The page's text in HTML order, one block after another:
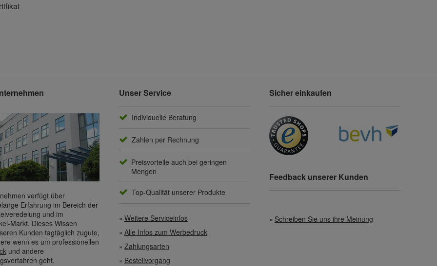
verfügt über
Erfahrung im Bereich der
und im
Markt. Dieses Wissen
Kunden tagtäglich zugute,
wenn es um professionellen
und andere
geht.
Unser Service
Individuelle Beratung
Zahlen per Rechnung
Preisvorteile auch bei geringen
Mengen
Top-Qualität unserer Produkte
Weitere Serviceinfos
Alle Infos zum Werbedruck
Zahlungsarten
Bestellvorgang
Sicher einkaufen
Feedback unserer Kunden
Schreiben Sie uns ihre Meinung